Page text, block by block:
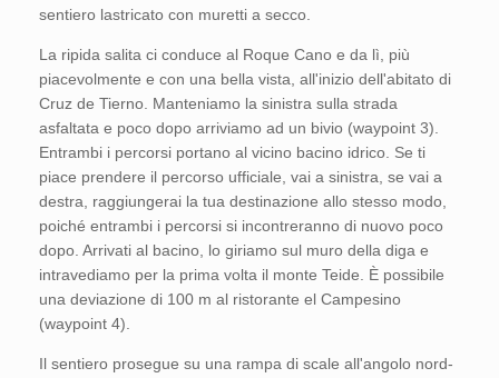
sentiero lastricato con muretti a secco.
La ripida salita ci conduce al Roque Cano e da lì, più
piacevolmente e con una bella vista, all'inizio dell'abitato di
Cruz de Tierno. Manteniamo la sinistra sulla strada
asfaltata e poco dopo arriviamo ad un bivio (waypoint 3).
Entrambi i percorsi portano al vicino bacino idrico. Se ti
piace prendere il percorso ufficiale, vai a sinistra, se vai a
destra, raggiungerai la tua destinazione allo stesso modo,
poiché entrambi i percorsi si incontreranno di nuovo poco
dopo. Arrivati al bacino, lo giriamo sul muro della diga e
intravediamo per la prima volta il monte Teide. È possibile
una deviazione di 100 m al ristorante el Campesino
(waypoint 4).
Il sentiero prosegue su una rampa di scale all'angolo nord-